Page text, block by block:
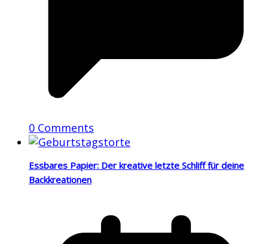
0 Comments
Essbares Papier: Der kreative letzte Schliff für deine
Backkreationen